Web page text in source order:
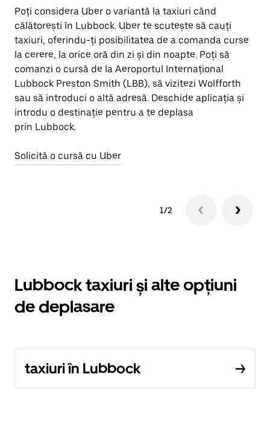
Poți considera Uber o variantă la taxiuri când
călătorești în Lubbock. Uber te scutește să cauți
taxiuri, oferindu-ți posibilitatea de a comanda curse
la cerere, la orice oră din zi și din noapte. Poți să
comanzi o cursă de la Aeroportul Internațional
Lubbock Preston Smith (LBB), să vizitezi Wolfforth
sau să introduci o altă adresă. Deschide aplicația și
introdu o destinație pentru a te deplasa
prin Lubbock.
Solicită o cursă cu Uber
1/2
Lubbock taxiuri și alte opțiuni
de deplasare
taxiuri în Lubbock